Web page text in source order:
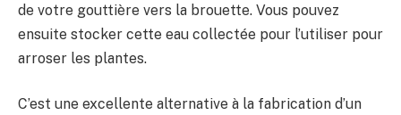
de votre gouttière vers la brouette. Vous pouvez
ensuite stocker cette eau collectée pour l’utiliser pour
arroser les plantes.
C’est une excellente alternative à la fabrication d’un